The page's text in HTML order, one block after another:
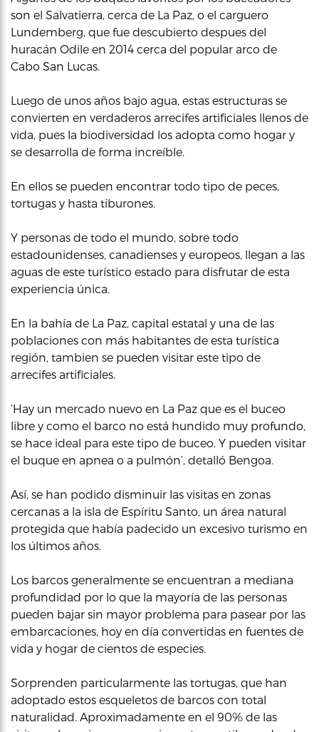
son el Salvatierra, cerca de La Paz, o el carguero
Lundemberg, que fue descubierto despues del
huracán Odile en 2014 cerca del popular arco de
Cabo San Lucas.
Luego de unos años bajo agua, estas estructuras se
convierten en verdaderos arrecifes artificiales llenos de
vida, pues la biodiversidad los adopta como hogar y
se desarrolla de forma increíble.
En ellos se pueden encontrar todo tipo de peces,
tortugas y hasta tiburones.
Y personas de todo el mundo, sobre todo
estadounidenses, canadienses y europeos, llegan a las
aguas de este turístico estado para disfrutar de esta
experiencia única.
En la bahía de La Paz, capital estatal y una de las
poblaciones con más habitantes de esta turística
región, tambien se pueden visitar este tipo de
arrecifes artificiales.
‘Hay un mercado nuevo en La Paz que es el buceo
libre y como el barco no está hundido muy profundo,
se hace ideal para este tipo de buceo. Y pueden visitar
el buque en apnea o a pulmón’, detalló Bengoa.
Así, se han podido disminuir las visitas en zonas
cercanas a la isla de Espíritu Santo, un área natural
protegida que había padecido un excesivo turismo en
los últimos años.
Los barcos generalmente se encuentran a mediana
profundidad por lo que la mayoría de las personas
pueden bajar sin mayor problema para pasear por las
embarcaciones, hoy en día convertidas en fuentes de
vida y hogar de cientos de especies.
Sorprenden particularmente las tortugas, que han
adoptado estos esqueletos de barcos con total
naturalidad. Aproximadamente en el 90% de las